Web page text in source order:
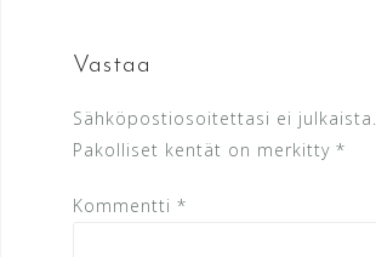
Vastaa
Sähköpostiosoitettasi ei julkaista.
Pakolliset kentät on merkitty *
Kommentti *